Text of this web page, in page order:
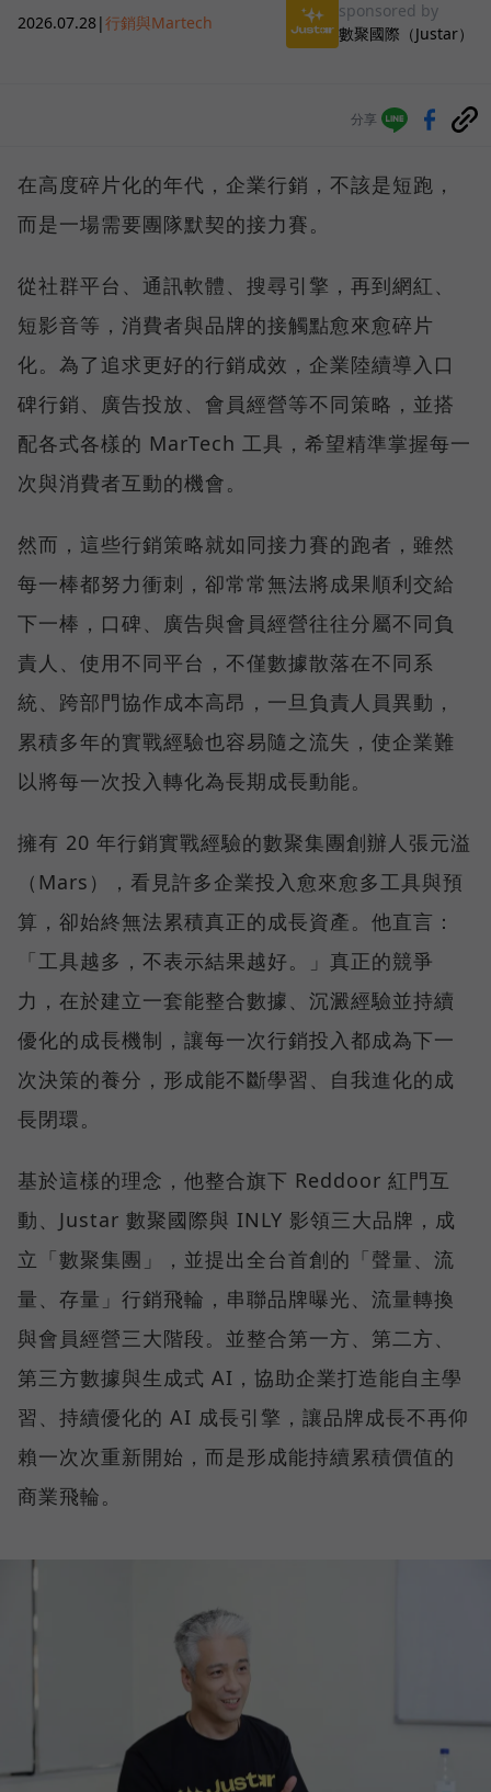
2026.07.28|行銷與Martech
sponsored by
數聚國際（Justar）
分享
在高度碎片化的年代，企業行銷，不該是短跑，
而是一場需要團隊默契的接力賽。
從社群平台、通訊軟體、搜尋引擎，再到網紅、
短影音等，消費者與品牌的接觸點愈來愈碎片
化。為了追求更好的行銷成效，企業陸續導入口
碑行銷、廣告投放、會員經營等不同策略，並搭
配各式各樣的 MarTech 工具，希望精準掌握每一
次與消費者互動的機會。
然而，這些行銷策略就如同接力賽的跑者，雖然
每一棒都努力衝刺，卻常常無法將成果順利交給
下一棒，口碑、廣告與會員經營往往分屬不同負
責人、使用不同平台，不僅數據散落在不同系
統、跨部門協作成本高昂，一旦負責人員異動，
累積多年的實戰經驗也容易隨之流失，使企業難
以將每一次投入轉化為長期成長動能。
擁有 20 年行銷實戰經驗的數聚集團創辦人張元溢
（Mars），看見許多企業投入愈來愈多工具與預
算，卻始終無法累積真正的成長資產。他直言：
「工具越多，不表示結果越好。」真正的競爭
力，在於建立一套能整合數據、沉澱經驗並持續
優化的成長機制，讓每一次行銷投入都成為下一
次決策的養分，形成能不斷學習、自我進化的成
長閉環。
基於這樣的理念，他整合旗下 Reddoor 紅門互
動、Justar 數聚國際與 INLY 影領三大品牌，成
立「數聚集團」，並提出全台首創的「聲量、流
量、存量」行銷飛輪，串聯品牌曝光、流量轉換
與會員經營三大階段。並整合第一方、第二方、
第三方數據與生成式 AI，協助企業打造能自主學
習、持續優化的 AI 成長引擎，讓品牌成長不再仰
賴一次次重新開始，而是形成能持續累積價值的
商業飛輪。